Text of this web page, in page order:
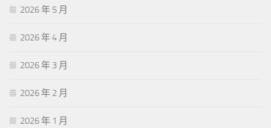
2026 年 5 月
2026 年 4 月
2026 年 3 月
2026 年 2 月
2026 年 1 月